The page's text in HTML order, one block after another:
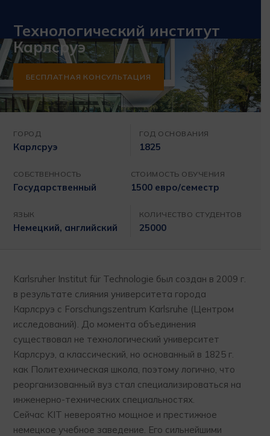
Технологический институт
Карлсруэ
БЕСПЛАТНАЯ КОНСУЛЬТАЦИЯ
ГОРОД
Карлсруэ
ГОД ОСНОВАНИЯ
1825
СОБСТВЕННОСТЬ
Государственный
СТОИМОСТЬ ОБУЧЕНИЯ
1500 евро/семестр
ЯЗЫК
Немецкий, английский
КОЛИЧЕСТВО СТУДЕНТОВ
25000
Karlsruher Institut für Technologie был создан в 2009 г.
в результате слияния университета города
Карлсруэ с Forschungszentrum Karlsruhe (Центром
исследований). До момента объединения
существовал не технологический университет
Карлсруэ, а классический, но основанный в 1825 г.
как Политехническая школа, поэтому логично, что
реорганизованный вуз стал специализироваться на
инженерно-технических специальностях.
Сейчас KIT невероятно мощное и престижное
немецкое учебное заведение. Его сильнейшими